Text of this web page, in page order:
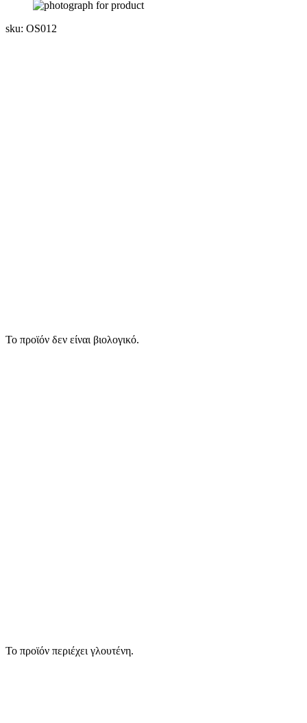
sku: OS012
Το προϊόν δεν είναι βιολογικό.
Το προϊόν περιέχει γλουτένη.